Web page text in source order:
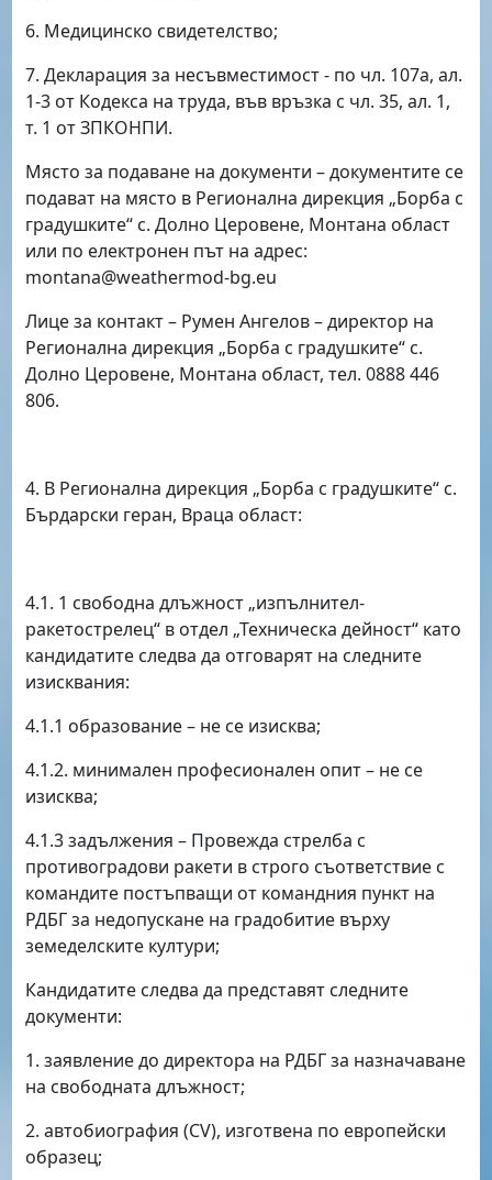
6. Медицинско свидетелство;
7. Декларация за несъвместимост - по чл. 107а, ал.
1-3 от Кодекса на труда, във връзка с чл. 35, ал. 1,
т. 1 от ЗПКОНПИ.
Място за подаване на документи – документите се
подават на място в Регионална дирекция „Борба с
градушките“ с. Долно Церовене, Монтана област
или по електронен път на адрес:
montana@weathermod-bg.eu
Лице за контакт – Румен Ангелов – директор на
Регионална дирекция „Борба с градушките“ с.
Долно Церовене, Монтана област, тел. 0888 446
806.
4. В Регионална дирекция „Борба с градушките“ с.
Бърдарски геран, Враца област:
4.1. 1 свободна длъжност „изпълнител-
ракетострелец“ в отдел „Техническа дейност“ като
кандидатите следва да отговарят на следните
изисквания:
4.1.1 образование – не се изисква;
4.1.2. минимален професионален опит – не се
изисква;
4.1.3 задължения – Провежда стрелба с
противоградови ракети в строго съответствие с
командите постъпващи от командния пункт на
РДБГ за недопускане на градобитие върху
земеделските култури;
Кандидатите следва да представят следните
документи:
1. заявление до директора на РДБГ за назначаване
на свободната длъжност;
2. автобиография (CV), изготвена по европейски
образец;